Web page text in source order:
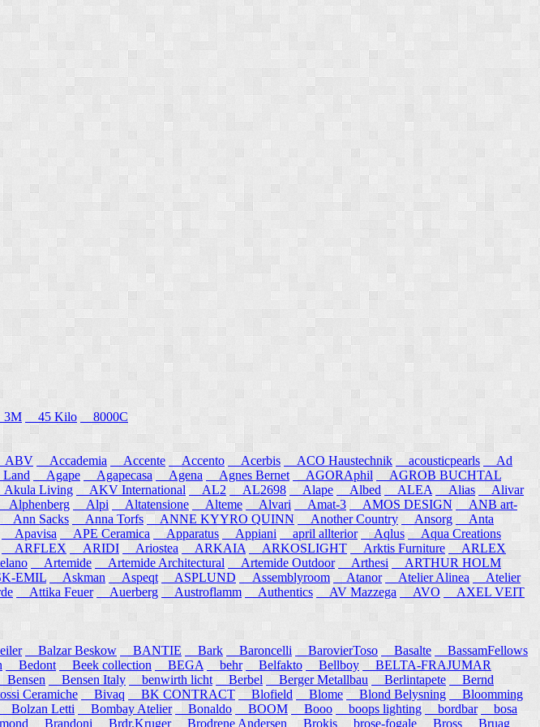
45 Kilo 8000C
Accademia Accente Accento Acerbis ACO Haustechnik acousticpearls
Ad
Agape Agapecasa Agena Agnes Bernet AGORAphil
AGROB BUCHTAL
Living AKV International AL2 AL2698 Alape Albed ALEA Alias
Alivar
Alphenberg Alpi Altatensione Alteme Alvari Amat-3 AMOS DESIGN
ANB art-
Ann Sacks Anna Torfs ANNE KYYRO QUINN Another Country Ansorg
Anta
Apavisa APE Ceramica Apparatus Appiani april allterior Aqlus Aqua Creations
ARFLEX ARIDI Ariostea ARKAIA ARKOSLIGHT Arktis Furniture
ARLEX
Artemide Artemide Architectural Artemide Outdoor Arthesi
ARTHUR HOLM
EMIL Askman Aspeqt ASPLUND Assemblyroom Atanor Atelier Alinea
Atelier
Attika Feuer Auerberg Austroflamm Authentics AV Mazzega AVO
AXEL VEIT
Balzar Beskow BANTIE Bark Baroncelli BarovierToso Basalte
BassamFellows
Bedont Beek collection BEGA behr Belfakto Bellboy
BELTA-FRAJUMAR
Bensen Bensen Italy benwirth licht Berbel Berger Metallbau Berlintapete
Bernd
Ceramiche Bivaq BK CONTRACT Blofield Blome Blond Belysning
Bloomming
Bolzan Letti Bombay Atelier Bonaldo BOOM Booo boops lighting bordbar
bosa
Brandoni Brdr.Kruger Brodrene Andersen Brokis brose-fogale Bross Bruag